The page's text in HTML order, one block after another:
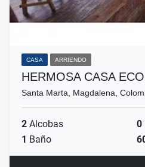
CASA ARRIENDO
HERMOSA CASA
Santa Marta, Magdalena,
2 Alcobas 0
1 Baño